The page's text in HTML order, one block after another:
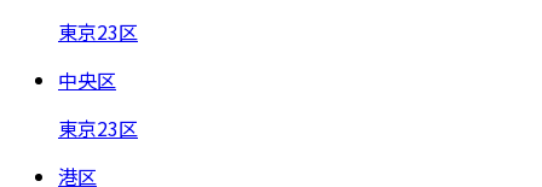
東京23区
中央区
東京23区
港区